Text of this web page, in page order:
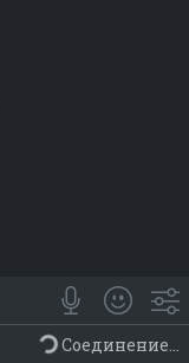
😀 Emoji
Объекты
Соединение...